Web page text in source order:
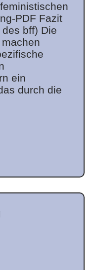
PDF Fazit
bff) Die
ein
durch die